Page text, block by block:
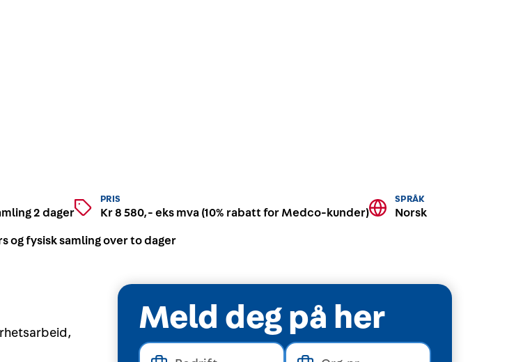
2 dager
PRIS
Kr 8 580,- eks mva (10% rabatt for Medco-kunder)
SPRÅK
Norsk
og fysisk samling over to dager
Meld deg på her